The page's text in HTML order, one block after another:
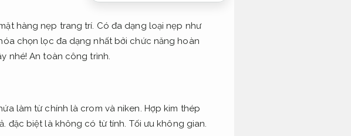
hàng nẹp trang trí. Có đa dạng loại nẹp như
chọn lọc đa dạng nhất bởi chức năng hoàn
nhé!An toàn công trình.
làm từ chính là crom và niken. Hợp kim thép
đặc biệt là không có từ tính. Tối ưu không gian.